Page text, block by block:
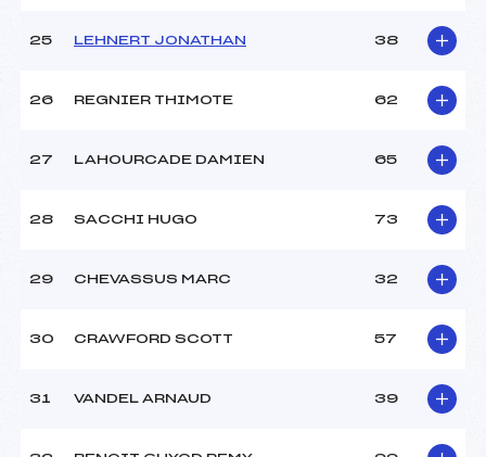
25 LEHNERT JONATHAN 38
26 REGNIER THIMOTE 62
27 LAHOURCADE DAMIEN 65
28 SACCHI HUGO 73
29 CHEVASSUS MARC 32
30 CRAWFORD SCOTT 57
31 VANDEL ARNAUD 39